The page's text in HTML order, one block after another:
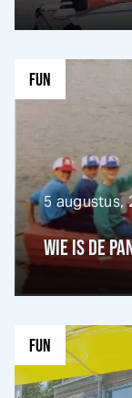
Ga naar Wie is
FUN
WIE IS DE
5 augustus,
Ga naar Back
FUN